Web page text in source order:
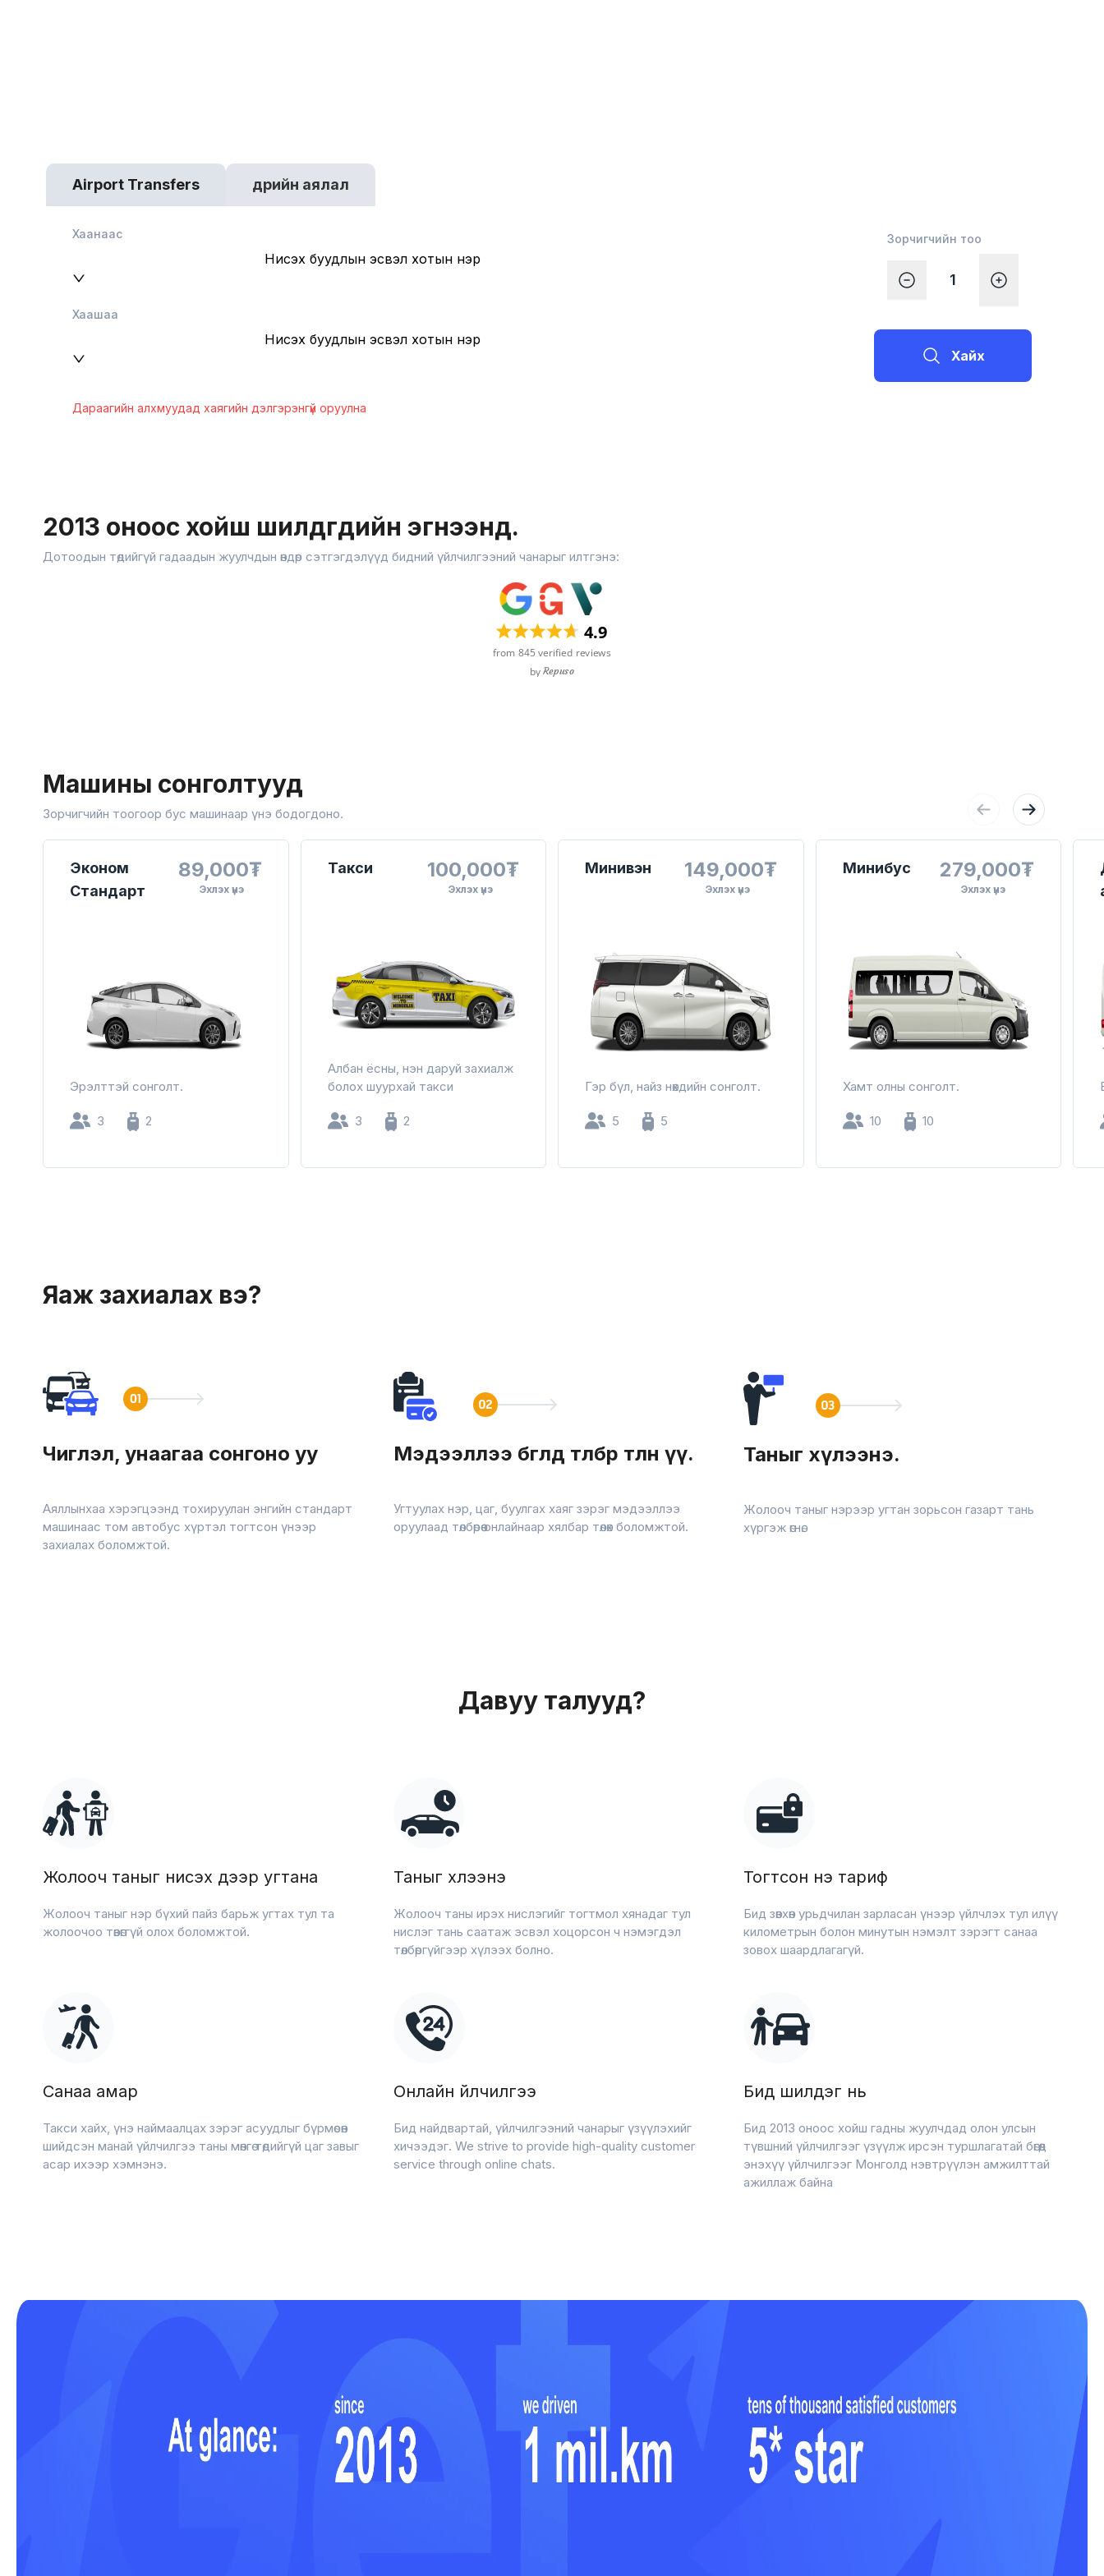
2013 оноос хойш.
Нисэх буудлын унааны нэгдсэн захиалгын
платформ
Airport Transfers Өдрийн аялал
Хаанаас
Нисэх буудлын эсвэл хотын нэр
Хаашаа
Нисэх буудлын эсвэл хотын нэр
Зорчигчийн тоо
Хайх
Дараагийн алхмуудад хаягийн дэлгэрэнгүй оруулна
2013 оноос хойш шилдгүүдийн эгнээнд.
Дотоодын төдийгүй гадаадын жуулчдын өндөр сэтгэгдэлүүд бидний үйлчилгээний чанарыг илтгэнэ:
Машины сонголтууд
Зорчигчийн тоогоор бус машинаар үнэ бодогдоно.
Эконом
Стандарт
89,000₮
Эхлэх үнэ
Эрэлттэй сонголт.
3 2
Такси 100,000₮
Эхлэх үнэ
Албан ёсны, нэн даруй захиалж
болох шуурхай такси
3 2
Минивэн 149,000₮
Эхлэх үнэ
Гэр бүл, найз нөхдийн сонголт.
5 5
Минибус 279,000₮
Эхлэх үнэ
Хамт олны сонголт.
10 10
Яаж захиалах вэ?
Чиглэл, унаагаа сонгоно уу
Аяллынхаа хэрэгцээнд тохируулан энгийн стандарт
машинаас том автобус хүртэл тогтсон үнээр
захиалах боломжтой.
Мэдээллээ бөглөөд төлбөрөө төлнө үү.
Угтуулах нэр, цаг, буулгах хаяг зэрэг мэдээллээ
оруулаад төлбөрөө онлайнаар хялбар төлөх боломжтой.
Таныг хүлээнэ.
Жолооч таныг нэрээр угтан зорьсон газарт тань
хүргэж өгнө.
Давуу талууд?
Жолооч таныг нисэх дээр угтана
Жолооч таныг нэр бүхий пайз барьж угтах тул та
жолоочоо төвөггүй олох боломжтой.
Таныг хүлээнэ
Жолооч таны ирэх нислэгийг тогтмол хянадаг тул
нислэг тань саатаж эсвэл хоцорсон ч нэмэгдэл
төлбөргүйгээр хүлээх болно.
Тогтсон үнэ тариф
Бид зөвхөн урьдчилан зарласан үнээр үйлчлэх тул илүү
километрын болон минутын нэмэлт зэрэгт санаа
зовох шаардлагагүй.
Санаа амар
Такси хайх, үнэ наймаалцах зэрэг асуудлыг бүрмөсөн
шийдсэн манай үйлчилгээ таны мөнгө төдийгүй цаг завыг
асар ихээр хэмнэнэ.
Онлайн үйлчилгээ
Бид найдвартай, үйлчилгээний чанарыг үзүүлэхийг
хичээдэг. We strive to provide high-quality customer
service through online chats.
Бид шилдэг нь
Бид 2013 оноос хойш гадны жуулчдад олон улсын
түвшний үйлчилгээг үзүүлж ирсэн туршлагатай бөгөөд
энэхүү үйлчилгээг Монголд нэвтрүүлэн амжилттай
ажиллаж байна